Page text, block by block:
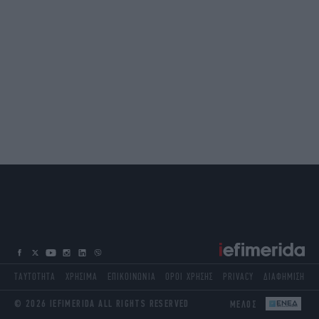
© 2026 IEFIMERIDA ALL RIGHTS RESERVED ΜΕΛΟΣ
ΤΑΥΤΟΤΗΤΑ ΧΡΗΣΙΜΑ ΕΠΙΚΟΙΝΩΝΙΑ ΟΡΟΙ ΧΡΗΣΗΣ PRIVACY ΔΙΑΦΗΜΙΣΗ